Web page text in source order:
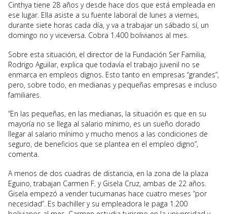
Cinthya tiene 28 años y desde hace dos que está empleada en
ese lugar. Ella asiste a su fuente laboral de lunes a viernes,
durante siete horas cada día, y va a trabajar un sábado sí, un
domingo no y viceversa. Cobra 1.400 bolivianos al mes.
Sobre esta situación, el director de la Fundación Ser Familia,
Rodrigo Aguilar, explica que todavía el trabajo juvenil no se
enmarca en empleos dignos. Esto tanto en empresas “grandes”,
pero, sobre todo, en medianas y pequeñas empresas e incluso
familiares.
“En las pequeñas, en las medianas, la situación es que en su
mayoría no se llega al salario mínimo, es un sueño dorado
llegar al salario mínimo y mucho menos a las condiciones de
seguro, de beneficios que se plantea en el empleo digno”,
comenta.
A menos de dos cuadras de distancia, en la zona de la plaza
Eguino, trabajan Carmen F. y Gisela Cruz, ambas de 22 años.
Gisela empezó a vender tucumanas hace cuatro meses “por
necesidad”. Es bachiller y su empleadora le paga 1.200